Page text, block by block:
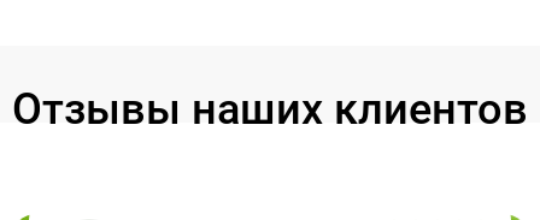
Отзывы наших клиентов